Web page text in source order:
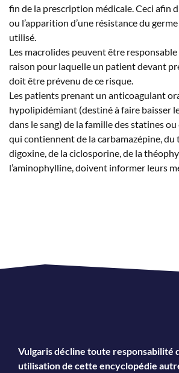
fin de la prescription médicale. Ceci afin
ou l’apparition d’une résistance du
utilisé.
Les macrolides peuvent être responsable
raison pour laquelle un patient devant
doit être prévenu de ce risque.
Les patients prenant un anticoagulant
hypolipidémiant (destiné à faire baisser
dans le sang) de la famille des statines
qui contiennent de la carbamazépine, du
digoxine, de la ciclosporine, de la
l’aminophylline, doivent informer leurs
Vulgaris décline toute responsabilité
utilisation de cette encyclopédie